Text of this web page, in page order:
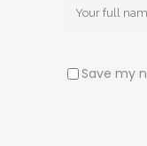
Save my